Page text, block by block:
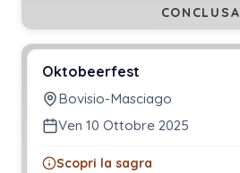
CONCLUSA
Oktobeerfest
Bovisio-Masciago
Ven 10 Ottobre 2025
Scopri la sagra